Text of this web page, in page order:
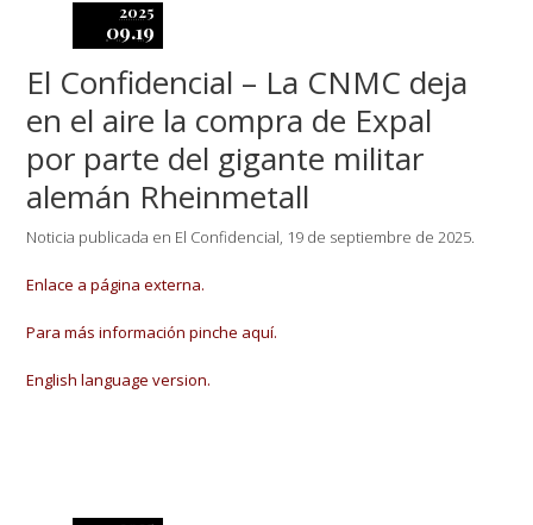
2025
09.19
El Confidencial – La CNMC deja
en el aire la compra de Expal
por parte del gigante militar
alemán Rheinmetall
Noticia publicada en El Confidencial, 19 de septiembre de 2025.
Enlace a página externa.
Para más información pinche aquí.
English language version.